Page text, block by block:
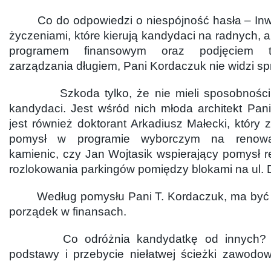
Co do odpowiedzi o niespójność hasła –
życzeniami, które kierują kandydaci na radnych,
programem finansowym oraz podjęciem
zarządzania długiem, Pani Kordaczuk nie widzi
Szkoda tylko, że nie mieli sposobności
kandydaci. Jest wśród nich młoda architekt
jest również doktorant Arkadiusz Małecki, który
pomysł w programie wyborczym na
kamienic, czy Jan Wojtasik wspierający pomysł
rozlokowania parkingów pomiędzy blokami na ul.
Według pomysłu Pani T. Kordaczuk, ma być
porządek w finansach.
Co odróżnia kandydatkę od innych?
podstawy i przebycie niełatwej ścieżki